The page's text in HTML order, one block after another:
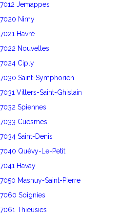
Jemappes
Nimy
Havré
Nouvelles
Ciply
Saint-Symphorien
Villers-Saint-Ghislain
Spiennes
Cuesmes
Saint-Denis
Quévy-Le-Petit
Havay
Masnuy-Saint-Pierre
Soignies
Thieusies